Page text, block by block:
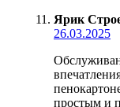
Ярик
26.03.2025
простым и